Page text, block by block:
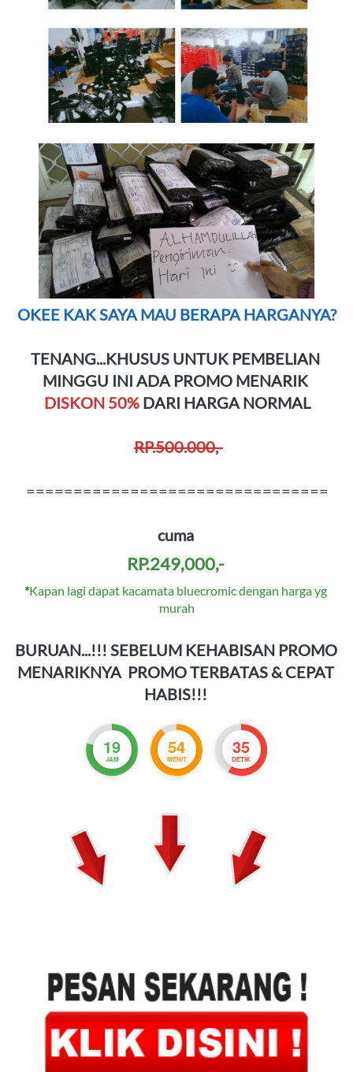
OKEE KAK SAYA MAU BERAPA HARGANYA?
TENANG...KHUSUS UNTUK PEMBELIAN
DISKON 50% DARI HARGA NORMAL
RP.500.000,-
================================
cuma
RP.249,000,-
*Kapan lagi dapat kacamata bluecromic dengan harga yg
murah
BURUAN...!!! SEBELUM KEHABISAN PROMO
MENARIKNYA PROMO TERBATAS & CEPAT
HABIS!!!
19
JAM
54
MENIT
33
DETIK